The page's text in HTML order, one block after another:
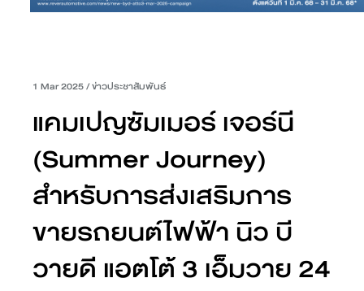
1 Mar 2025/ข่าวประชาสัมพันธ์
แคมเปญซัมเมอร์ เจอร์นี
(Summer Journey)
สำหรับการส่งเสริมการ
ขายรถยนต์ไฟฟ้า นิว บี
วายดี แอตโต้ 3 เอ็มวาย 24